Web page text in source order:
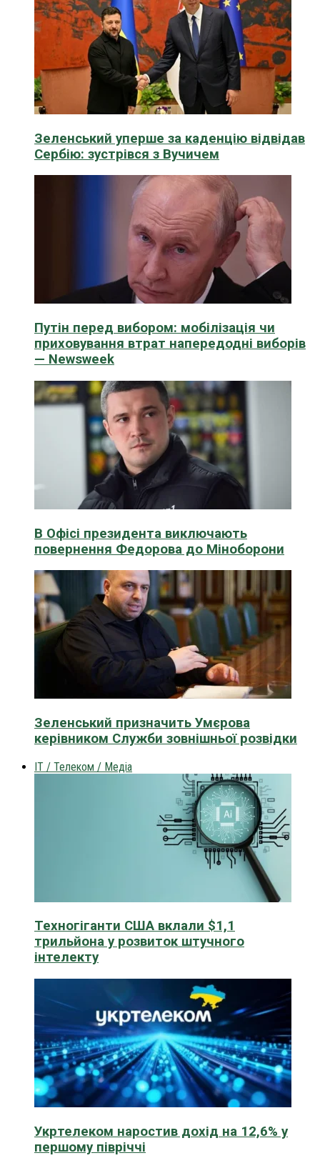
Зеленський уперше за каденцію відвідав
Сербію: зустрівся з Вучичем
Путін перед вибором: мобілізація чи
приховування втрат напередодні виборів
— Newsweek
В Офісі президента виключають
повернення Федорова до Міноборони
Зеленський призначить Умєрова
керівником Служби зовнішньої розвідки
IT / Телеком / Медіа
Техногіганти США вклали $1,1
трильйона у розвиток штучного
інтелекту
Укртелеком наростив дохід на 12,6% у
першому півріччі